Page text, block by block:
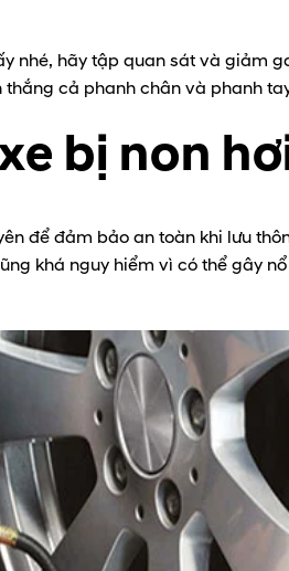
nhé, hãy tập quan sát và giảm
cả phanh chân và phanh
bị non
để đảm bảo an toàn khi lưu
khá nguy hiểm vì có thể gây